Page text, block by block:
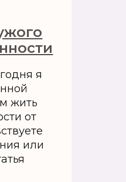
я
жить
от
или